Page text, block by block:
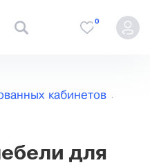
0
кабинетов
для